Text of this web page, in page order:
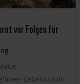
vor Folgen für
Lebensraum